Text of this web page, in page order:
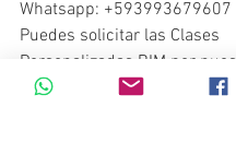
Whatsapp: +593993679607
Puedes solicitar las Clases
Personalizadas BIM por
Arquitectos VIVES cuando